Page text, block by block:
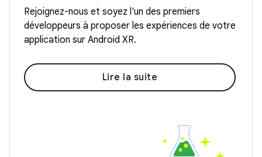
Rejoignez-nous et soyez l'un des premiers
développeurs à proposer les expériences de votre
application sur Android XR.
Lire la suite